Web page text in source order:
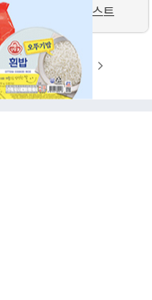
대인관계 심리테스트
7 8 9 10